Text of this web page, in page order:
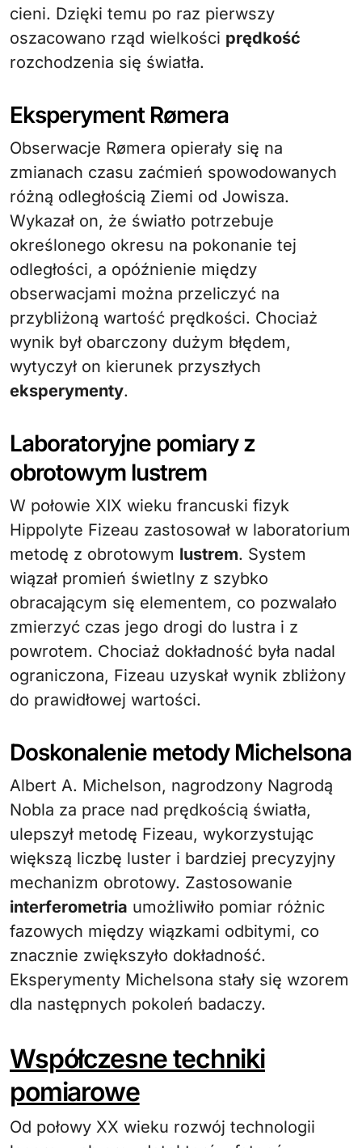
cieni. Dzięki temu po raz pierwszy
oszacowano rząd wielkości prędkość
rozchodzenia się światła.
Eksperyment Rømera
Obserwacje Rømera opierały się na
zmianach czasu zaćmień spowodowanych
różną odległością Ziemi od Jowisza.
Wykazał on, że światło potrzebuje
określonego okresu na pokonanie tej
odległości, a opóźnienie między
obserwacjami można przeliczyć na
przybliżoną wartość prędkości. Chociaż
wynik był obarczony dużym błędem,
wytyczył on kierunek przyszłych
eksperymenty.
Laboratoryjne pomiary z
obrotowym lustrem
W połowie XIX wieku francuski fizyk
Hippolyte Fizeau zastosował w laboratorium
metodę z obrotowym lustrem. System
wiązał promień świetlny z szybko
obracającym się elementem, co pozwalało
zmierzyć czas jego drogi do lustra i z
powrotem. Chociaż dokładność była nadal
ograniczona, Fizeau uzyskał wynik zbliżony
do prawidłowej wartości.
Doskonalenie metody Michelsona
Albert A. Michelson, nagrodzony Nagrodą
Nobla za prace nad prędkością światła,
ulepszył metodę Fizeau, wykorzystując
większą liczbę luster i bardziej precyzyjny
mechanizm obrotowy. Zastosowanie
interferometria umożliwiło pomiar różnic
fazowych między wiązkami odbitymi, co
znacznie zwiększyło dokładność.
Eksperymenty Michelsona stały się wzorem
dla następnych pokoleń badaczy.
Współczesne techniki
pomiarowe
Od połowy XX wieku rozwój technologii